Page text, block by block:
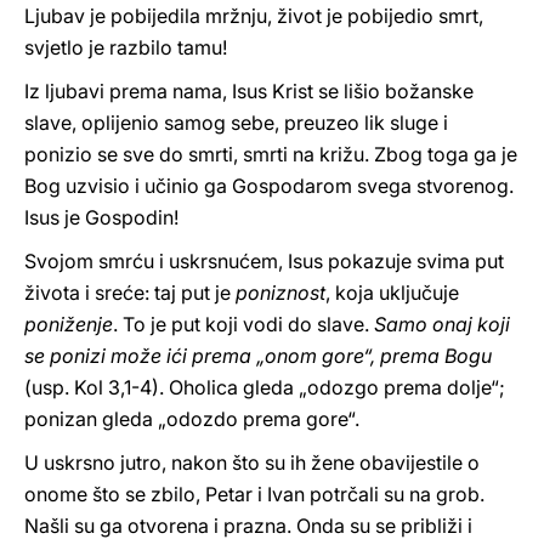
Ljubav je pobijedila mržnju, život je pobijedio smrt,
svjetlo je razbilo tamu!
Iz ljubavi prema nama, Isus Krist se lišio božanske
slave, oplijenio samog sebe, preuzeo lik sluge i
ponizio se sve do smrti, smrti na križu. Zbog toga ga je
Bog uzvisio i učinio ga Gospodarom svega stvorenog.
Isus je Gospodin!
Svojom smrću i uskrsnućem, Isus pokazuje svima put
života i sreće: taj put je poniznost, koja uključuje
poniženje. To je put koji vodi do slave. Samo onaj koji
se ponizi može ići prema „onom gore“, prema Bogu
(usp. Kol 3,1-4). Oholica gleda „odozgo prema dolje“;
ponizan gleda „odozdo prema gore“.
U uskrsno jutro, nakon što su ih žene obavijestile o
onome što se zbilo, Petar i Ivan potrčali su na grob.
Našli su ga otvorena i prazna. Onda su se približi i